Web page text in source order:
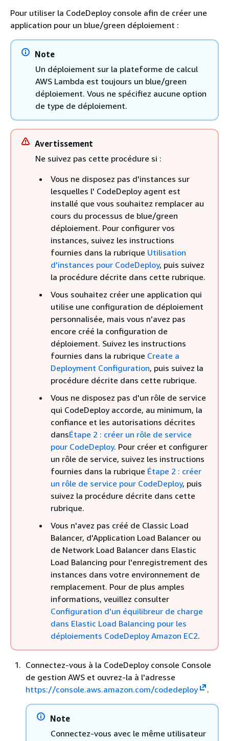
Pour utiliser la CodeDeploy console afin de créer une
application pour un blue/green déploiement :
Note
Un déploiement sur la plateforme de calcul
AWS Lambda est toujours un blue/green
déploiement. Vous ne spécifiez aucune option
de type de déploiement.
Avertissement
Ne suivez pas cette procédure si :
Vous ne disposez pas d'instances sur
lesquelles l' CodeDeploy agent est
installé que vous souhaitez remplacer au
cours du processus de blue/green
déploiement. Pour configurer vos
instances, suivez les instructions
fournies dans la rubrique Utilisation
d'instances pour CodeDeploy, puis suivez
la procédure décrite dans cette rubrique.
Vous souhaitez créer une application qui
utilise une configuration de déploiement
personnalisée, mais vous n'avez pas
encore créé la configuration de
déploiement. Suivez les instructions
fournies dans la rubrique Create a
Deployment Configuration, puis suivez la
procédure décrite dans cette rubrique.
Vous ne disposez pas d'un rôle de service
qui CodeDeploy accorde, au minimum, la
confiance et les autorisations décrites
dansÉtape 2 : créer un rôle de service
pour CodeDeploy. Pour créer et configurer
un rôle de service, suivez les instructions
fournies dans la rubrique Étape 2 : créer
un rôle de service pour CodeDeploy, puis
suivez la procédure décrite dans cette
rubrique.
Vous n'avez pas créé de Classic Load
Balancer, d'Application Load Balancer ou
de Network Load Balancer dans Elastic
Load Balancing pour l'enregistrement des
instances dans votre environnement de
remplacement. Pour de plus amples
informations, veuillez consulter
Configuration d'un équilibreur de charge
dans Elastic Load Balancing pour les
déploiements CodeDeploy Amazon EC2.
Connectez-vous à la CodeDeploy console Console
de gestion AWS et ouvrez-la à l'adresse
https://console.aws.amazon.com/codedeploy
.
Note
Connectez-vous avec le même utilisateur